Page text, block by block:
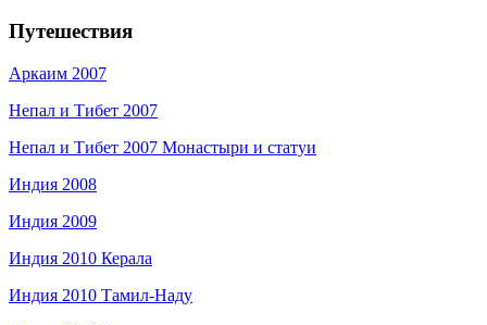
Путешествия
Аркаим 2007
Непал и Тибет 2007
Непал и Тибет 2007 Монастыри и статуи
Индия 2008
Индия 2009
Индия 2010 Керала
Индия 2010 Тамил-Наду